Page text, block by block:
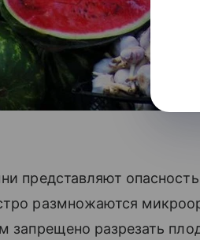
представляют
размножаются
запрещено разрезать